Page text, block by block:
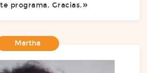
programa. Gracias.
Martha